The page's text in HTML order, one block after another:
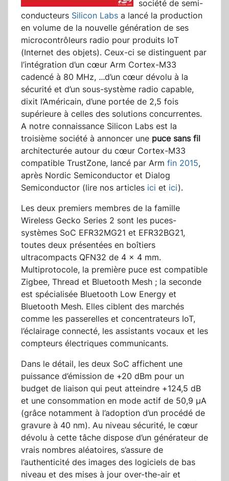
société de semi-
conducteurs Silicon Labs a lancé la production
en volume de la nouvelle génération de ses
microcontrôleurs radio pour produits IoT
(Internet des objets). Ceux-ci se distinguent par
l’intégration d’un cœur Arm Cortex-M33
cadencé à 80 MHz, ...d’un cœur dévolu à la
sécurité et d’un sous-système radio capable,
dixit l’Américain, d’une portée de 2,5 fois
supérieure à celles des solutions concurrentes.
A notre connaissance Silicon Labs est la
troisième société à annoncer une puce sans fil
architecturée autour du cœur Cortex-M33
compatible TrustZone, lancé par Arm fin 2015,
après Nordic Semiconductor et Dialog
Semiconductor (lire nos articles ici et ici).
Les deux premiers membres de la famille
Wireless Gecko Series 2 sont les puces-
systèmes SoC EFR32MG21 et EFR32BG21,
toutes deux présentées en boîtiers
ultracompacts QFN32 de 4 x 4 mm.
Multiprotocole, la première puce est compatible
Zigbee, Thread et Bluetooth Mesh ; la seconde
est spécialisée Bluetooth Low Energy et
Bluetooth Mesh. Elles ciblent des marchés
comme les passerelles et concentrateurs IoT,
l’éclairage connecté, les assistants vocaux et les
compteurs électriques communicants.
Dans le détail, les deux SoC affichent une
puissance d’émission de +20 dBm pour un
budget de liaison qui peut atteindre +124,5 dB
et une consommation en mode actif de 50,9 µA
(grâce notamment à l’adoption d’un procédé de
gravure à 40 nm). Au niveau sécurité, le cœur
dévolu à cette tâche dispose d’un générateur de
vrais nombres aléatoires, s’assure de
l’authenticité des images des logiciels de bas
niveau et des mises à jour over-the-air et